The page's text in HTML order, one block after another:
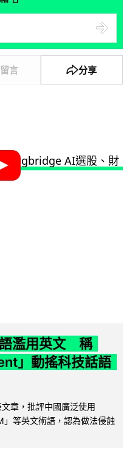
言 分享
語濫用英文 稱
」動搖科技話語
章，批評中國廣泛使用
」等英文術語，認為做法侵蝕